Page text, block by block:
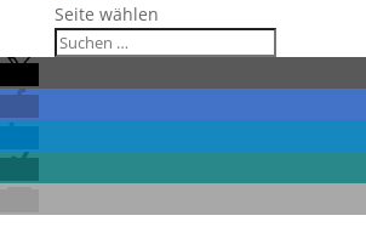
Seite wählen